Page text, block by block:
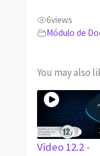
6views
Módulo de
You may also
Video 12.2 -